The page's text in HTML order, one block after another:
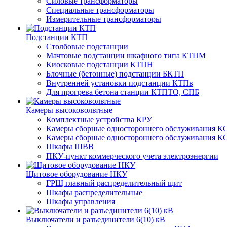
Специальные трансформаторы
Измерительные трансформаторы
Подстанции КТП
Столбовые подстанции
Мачтовые подстанции шкафного типа КТПМ
Киосковые подстанции КТПН
Блочные (бетонные) подстанции БКТП
Внутренней установки подстанции КТПв
Для прогрева бетона станции КТПТО, СПБ
Камеры высоковольтные
Комплектные устройства КРУ
Камеры сборные одностороннего обслуживания
Камеры сборные одностороннего обслуживания
Шкафы ШВВ
ПКУ-пункт коммерческого учета электроэнергии
Щитовое оборудование НКУ
ГРЩ главный распределительный щит
Шкафы распределительные
Шкафы управления
Выключатели и разъединители 6(10) кВ